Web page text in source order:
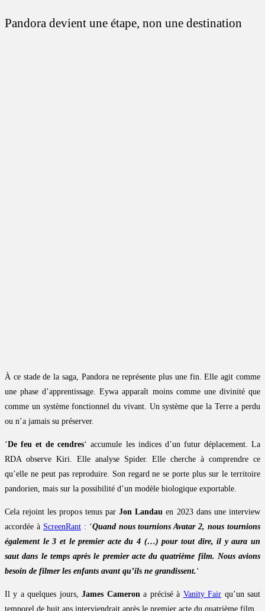
Pandora devient une étape, non une destination
À ce stade de la saga, Pandora ne représente plus une fin. Elle agit comme
une phase d’apprentissage. Eywa apparaît moins comme une divinité que
comme un système fonctionnel du vivant. Un système que la Terre a perdu
ou n’a jamais su préserver.
‘De feu et de cendres‘ accumule les indices d’un futur déplacement. La
RDA observe Kiri. Elle analyse Spider. Elle cherche à comprendre ce
qu’elle ne peut pas reproduire. Son regard ne se porte plus sur le territoire
pandorien, mais sur la possibilité d’un modèle biologique exportable.
Cela rejoint les propos tenus par Jon Landau en 2023 dans une interview
accordée à ScreenRant: ‘Quand nous tournions Avatar 2, nous tournions
également le 3 et le premier acte du 4 (…) pour tout dire, il y aura un
saut dans le temps après le premier acte du quatrième film. Nous avions
besoin de filmer les enfants avant qu’ils ne grandissent.‘
Il y a quelques jours,James Camerona précisé à Vanity Fair qu’un saut
temporel de huit ans interviendrait après le premier acte du quatrième film.